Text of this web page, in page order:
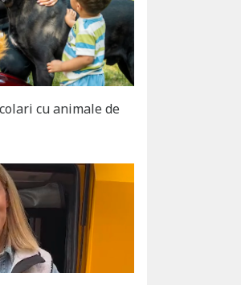
cu animale de